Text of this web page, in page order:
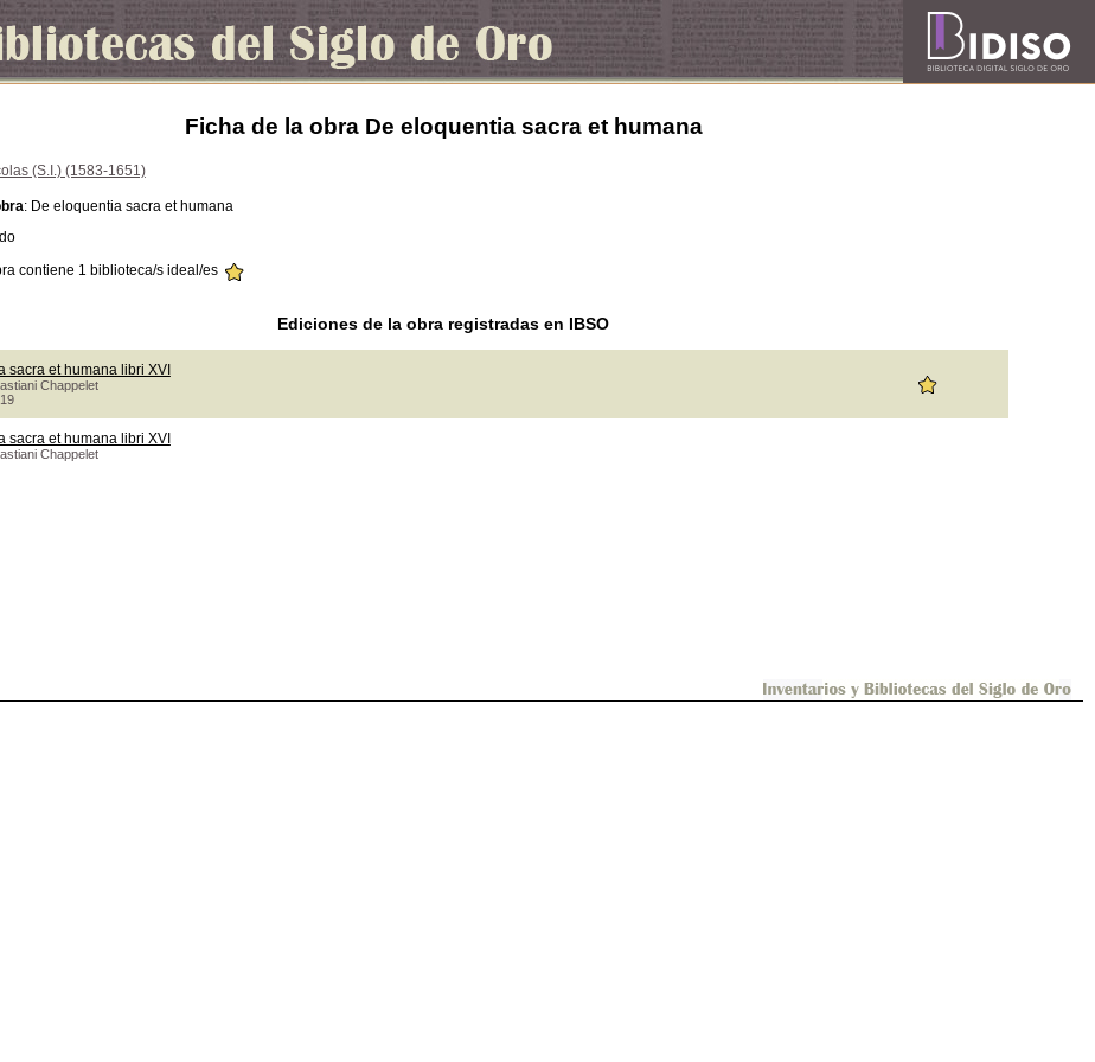
Ficha de la obra De eloquentia sacra et humana
(S.I.) (1583-1651)
: De eloquentia sacra et humana
contiene 1 biblioteca/s ideal/es
Ediciones de la obra registradas en IBSO
sacra et humana libri XVI
Chappelet
sacra et humana libri XVI
Chappelet